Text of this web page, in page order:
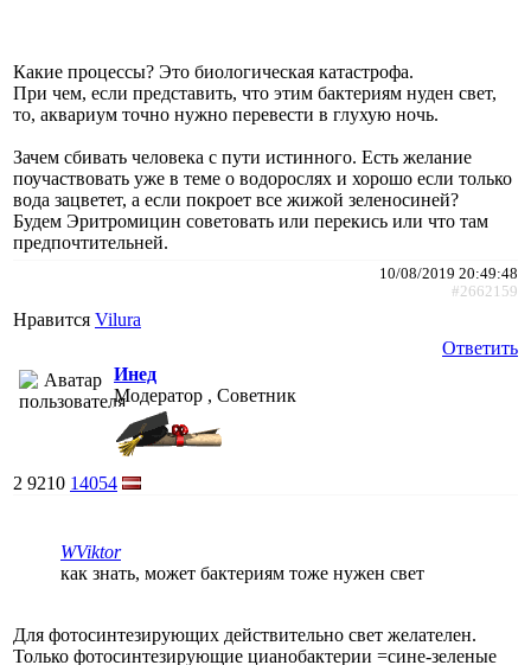
Какие процессы? Это биологическая катастрофа.
При чем, если представить, что этим бактериям нуден свет,
то, аквариум точно нужно перевести в глухую ночь.
Зачем сбивать человека с пути истинного. Есть желание
поучаствовать уже в теме о водорослях и хорошо если только
вода зацветет, а если покроет все жижой зеленосиней?
Будем Эритромицин советовать или перекись или что там
предпочтительней.
10/08/2019 20:49:48
#2662159
Нравится Vilura
Ответить
Инед
Модератор , Советник
2 9210 14054
WViktor
как знать, может бактериям тоже нужен свет
Для фотосинтезирующих действительно свет желателен.
Только фотосинтезирующие цианобактерии =сине-зеленые